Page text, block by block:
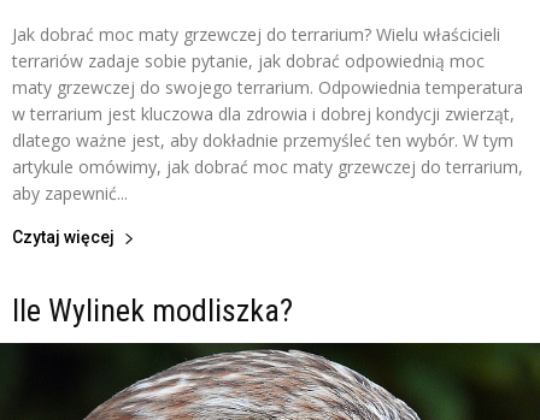
Jak dobrać moc maty grzewczej do terrarium? Wielu właścicieli
terrariów zadaje sobie pytanie, jak dobrać odpowiednią moc
maty grzewczej do swojego terrarium. Odpowiednia temperatura
w terrarium jest kluczowa dla zdrowia i dobrej kondycji zwierząt,
dlatego ważne jest, aby dokładnie przemyśleć ten wybór. W tym
artykule omówimy, jak dobrać moc maty grzewczej do terrarium,
aby zapewnić...
Czytaj więcej
Ile Wylinek modliszka?